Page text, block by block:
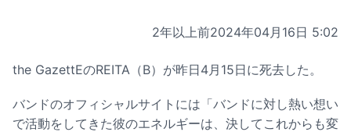
2年以上前2024年04月16日 5:02
the GazettEのREITA（B）が昨日4月15日に死去した。
バンドのオフィシャルサイトには「バンドに対し熱い想い
で活動をしてきた彼のエネルギーは、決してこれからも変